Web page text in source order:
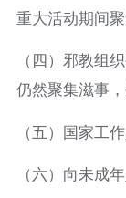
重大活动期间
（四）邪教组
仍然聚集滋事
（五）国家工
（六）向未成